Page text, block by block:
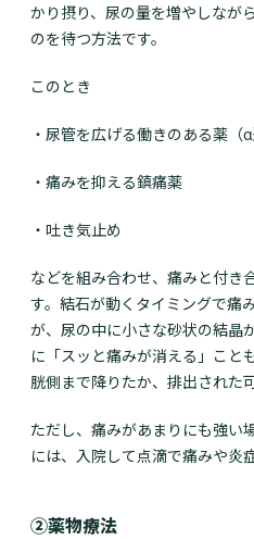
かり摂り、尿の量を増やしなが
のを待つ方法です。
このとき
・尿管を広げる働きのある薬（α
・痛みを抑える鎮痛薬
・吐き気止め
などを組み合わせ、痛みと付き
す。結石が動くタイミングで痛
が、尿の中に小さな砂状の結晶
に「スッと痛みが消える」こと
胱側まで降りたか、排出された
ただし、痛みがあまりにも強い
には、入院して点滴で痛みや炎
②薬物療法